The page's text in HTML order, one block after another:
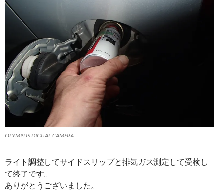
OLYMPUS DIGITAL CAMERA
ライト調整してサイドスリップと排気ガス測定して受検し
て終了です。
ありがとうございました。